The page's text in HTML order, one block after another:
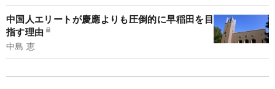
中国人エリートが慶應よりも圧倒的に早稲田を目
指す理由
中島 恵